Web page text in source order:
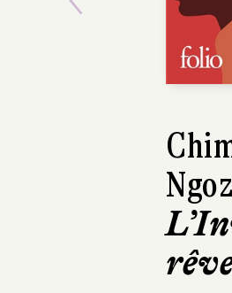
Previous